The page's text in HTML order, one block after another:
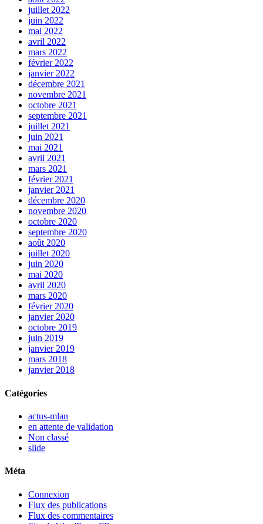
juillet 2022
juin 2022
mai 2022
avril 2022
mars 2022
février 2022
janvier 2022
décembre 2021
novembre 2021
octobre 2021
septembre 2021
juillet 2021
juin 2021
mai 2021
avril 2021
mars 2021
février 2021
janvier 2021
décembre 2020
novembre 2020
octobre 2020
septembre 2020
août 2020
juillet 2020
juin 2020
mai 2020
avril 2020
mars 2020
février 2020
janvier 2020
octobre 2019
juin 2019
janvier 2019
mars 2018
janvier 2018
Catégories
actus-mlan
en attente de validation
Non classé
slide
Méta
Connexion
Flux des publications
Flux des commentaires